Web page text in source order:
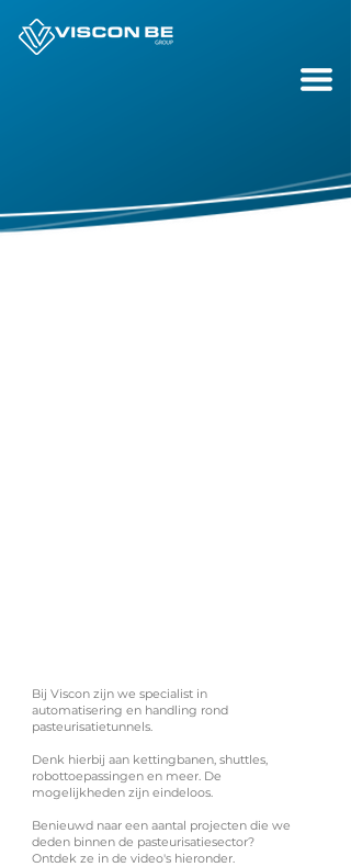
Bij Viscon zijn we specialist in
automatisering en handling rond
pasteurisatietunnels.
Denk hierbij aan kettingbanen, shuttles,
robottoepassingen en meer. De
mogelijkheden zijn eindeloos.
Benieuwd naar een aantal projecten die we
deden binnen de pasteurisatiesector?
Ontdek ze in de video's hieronder.